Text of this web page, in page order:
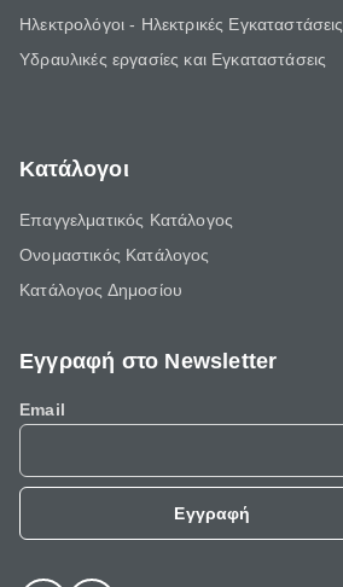
Ηλεκτρολόγοι - Ηλεκτρικές Εγκαταστάσεις
Υδραυλικές εργασίες και Εγκαταστάσεις
Κατάλογοι
Επαγγελματικός Κατάλογος
Ονομαστικός Κατάλογος
Κατάλογος Δημοσίου
Εγγραφή στο Newsletter
Email
Εγγραφή